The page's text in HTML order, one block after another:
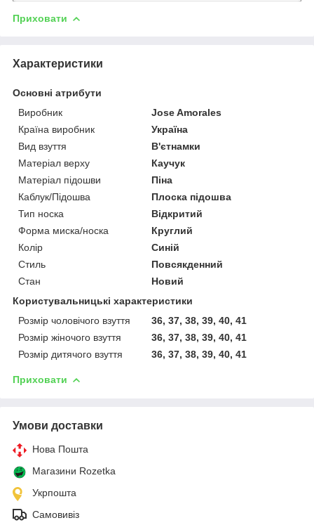
Приховати
Характеристики
Основні атрибути
Виробник
Jose Amorales
Країна виробник
Україна
Вид взуття
В'єтнамки
Матеріал верху
Каучук
Матеріал підошви
Піна
Каблук/Підошва
Плоска підошва
Тип носка
Відкритий
Форма миска/носка
Круглий
Колір
Синій
Стиль
Повсякденний
Стан
Новий
Користувальницькі характеристики
Розмір чоловічого взуття
36, 37, 38, 39, 40, 41
Розмір жіночого взуття
36, 37, 38, 39, 40, 41
Розмір дитячого взуття
36, 37, 38, 39, 40, 41
Приховати
Умови доставки
Нова Пошта
Магазини Rozetka
Укрпошта
Самовивіз